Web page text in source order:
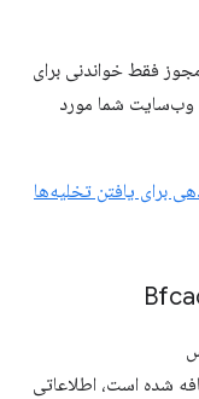
فقط خواندنی برای
وب‌سایت شما مورد
شده است، اطلاعاتی